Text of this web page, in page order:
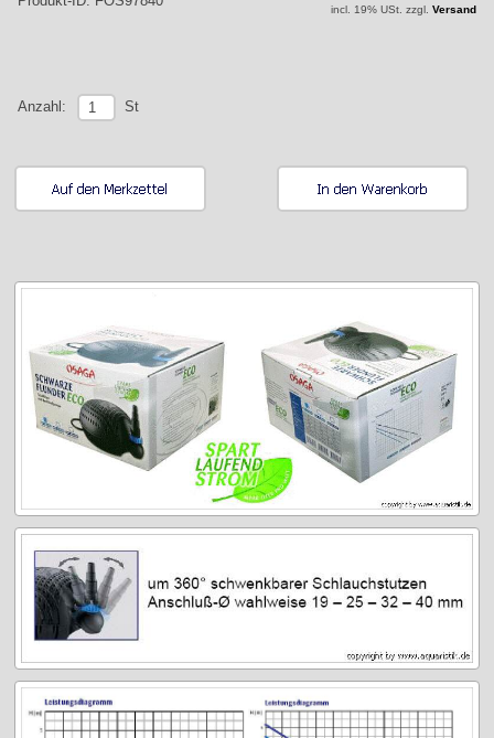
incl. 19% USt. zzgl. Versand
Anzahl: St